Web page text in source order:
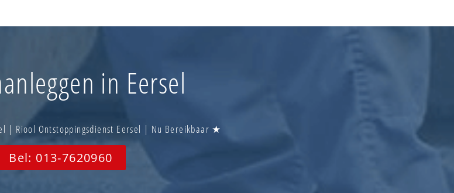
in Eersel
| Riool Ontstoppingsdienst Eersel | Nu Bereikbaar ★
Bel: 013-7620960